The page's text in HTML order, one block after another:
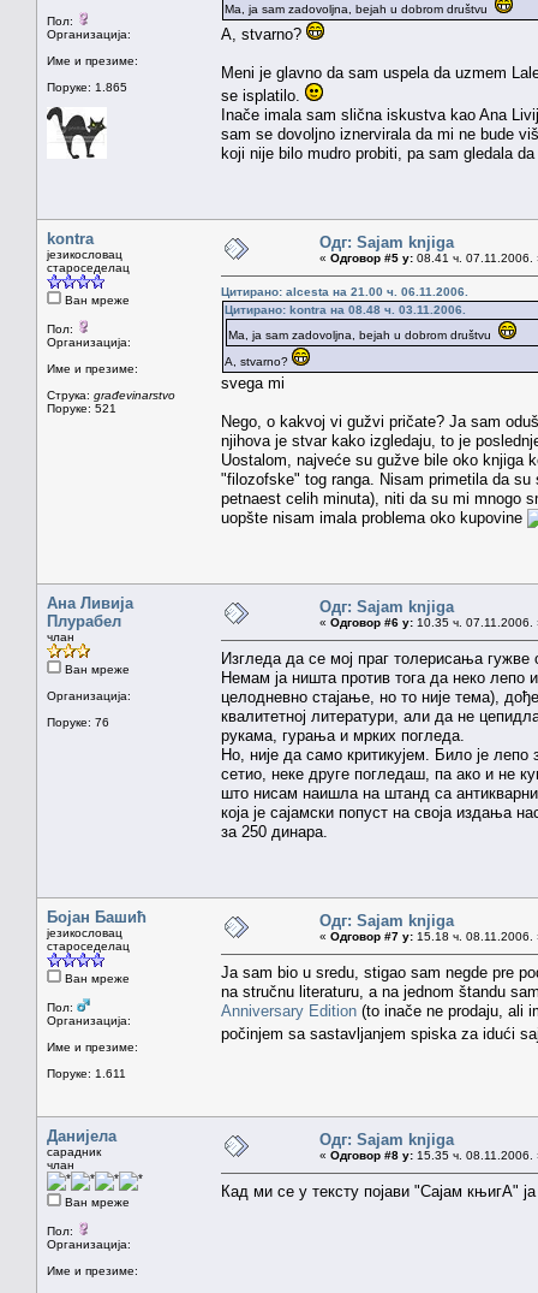
Пол:
Организација:
Име и презиме:
Поруке: 1.865
Ma, ja sam zadovoljna, bejah u dobrom društvu
A, stvarno?
Meni je glavno da sam uspela da uzmem
se isplatilo.
Inače imala sam slična iskustva kao Ana
sam se dovoljno iznervirala da mi ne bude
koji nije bilo mudro probiti, pa sam gledala
kontra
језикословац
староседелац
Ван мреже
Пол:
Организација:
Име и презиме:
Струка: građevinarstvo
Поруке: 521
Одг: Sajam knjiga
« Одговор #5 у: 08.41 ч. 07.11.2006.
Цитирано: alcesta на 21.00 ч. 06.11.2006.
Цитирано: kontra на 08.48 ч. 03.11.2006.
Ma, ja sam zadovoljna, bejah u dobrom društvu
A, stvarno?
svega mi
Nego, o kakvoj vi gužvi pričate? Ja sam
njihova je stvar kako izgledaju, to je
Uostalom, najveće su gužve bile oko knjiga
"filozofske" tog ranga. Nisam primetila da
petnaest celih minuta), niti da su mi mnogo
uopšte nisam imala problema oko kupovine
Ана Ливија
Плурабел
члан
Ван мреже
Организација:
Поруке: 76
Одг: Sajam knjiga
« Одговор #6 у: 10.35 ч. 07.11.2006.
Изгледа да се мој праг толерисања гужве
Немам ја ништа против тога да неко
целодневно стајање, но то није тема),
квалитетној литератури, али да не
рукама, гурања и мрких погледа.
Но, није да само критикујем. Било је
сетио, неке друге погледаш, па ако и не
што нисам наишла на штанд са
која је сајамски попуст на своја издања
за 250 динара.
Бојан Башић
језикословац
староседелац
Ван мреже
Пол:
Организација:
Име и презиме:
Поруке: 1.611
Одг: Sajam knjiga
« Одговор #7 у: 15.18 ч. 08.11.2006.
Ja sam bio u sredu, stigao sam negde pre
na stručnu literaturu, a na jednom štandu
Anniversary Edition (to inače ne prodaju, ali
počinjem sa sastavljanjem spiska za idući
Данијела
сарадник
члан
Ван мреже
Пол:
Организација:
Име и презиме:
Одг: Sajam knjiga
« Одговор #8 у: 15.35 ч. 08.11.2006.
Кад ми се у тексту појави "Сајам књигА"